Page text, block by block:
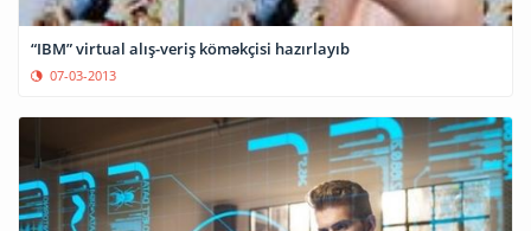
“IBM” virtual alış-veriş köməkçisi hazırlayıb
07-03-2013